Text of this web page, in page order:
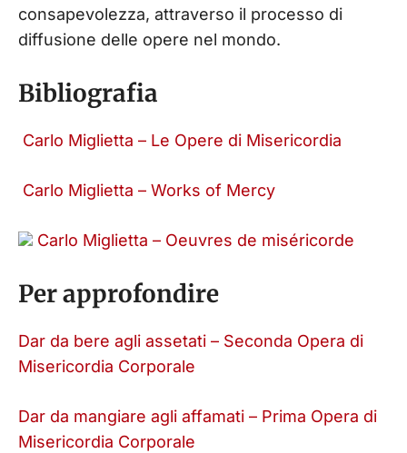
consapevolezza, attraverso il processo di
diffusione delle opere nel mondo.
Bibliografia
Carlo Miglietta – Le Opere di Misericordia
Carlo Miglietta – Works of Mercy
Carlo Miglietta – Oeuvres de miséricorde
Per approfondire
Dar da bere agli assetati – Seconda Opera di
Misericordia Corporale
Dar da mangiare agli affamati – Prima Opera di
Misericordia Corporale